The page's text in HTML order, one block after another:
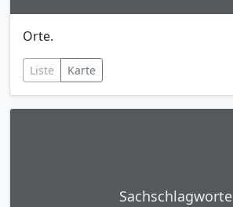
Orte.
Liste Karte
Sachschlagworte